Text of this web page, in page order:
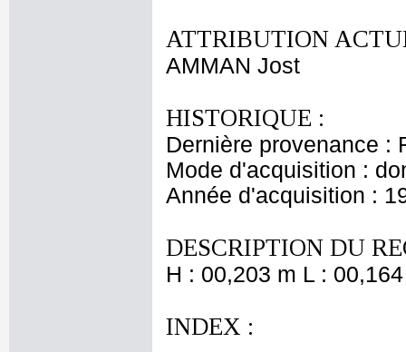
ATTRIBUTION
AMMAN Jost
HISTORIQUE :
Dernière provenance :
Mode d'acquisition :
Année d'acquisition :
DESCRIPTION DU
H : 00,203 m L :
INDEX :